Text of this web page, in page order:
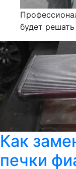
будет
Как
печки